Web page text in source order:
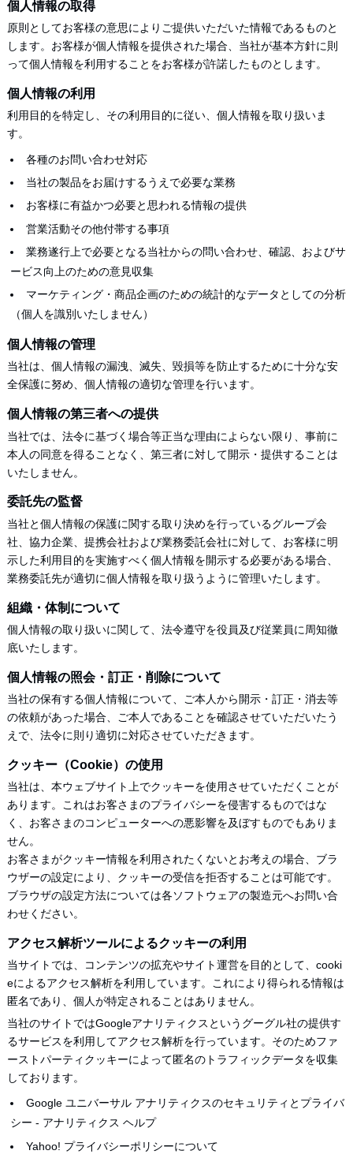
個人情報の取得
原則としてお客様の意思によりご提供いただいた情報であるものと
します。お客様が個人情報を提供された場合、当社が基本方針に則
って個人情報を利用することをお客様が許諾したものとします。
個人情報の利用
利用目的を特定し、その利用目的に従い、個人情報を取り扱いま
す。
各種のお問い合わせ対応
当社の製品をお届けするうえで必要な業務
お客様に有益かつ必要と思われる情報の提供
営業活動その他付帯する事項
業務遂行上で必要となる当社からの問い合わせ、確認、およびサ
ービス向上のための意見収集
マーケティング・商品企画のための統計的なデータとしての分析
（個人を識別いたしません）
個人情報の管理
当社は、個人情報の漏洩、滅失、毀損等を防止するために十分な安
全保護に努め、個人情報の適切な管理を行います。
個人情報の第三者への提供
当社では、法令に基づく場合等正当な理由によらない限り、事前に
本人の同意を得ることなく、第三者に対して開示・提供することは
いたしません。
委託先の監督
当社と個人情報の保護に関する取り決めを行っているグループ会
社、協力企業、提携会社および業務委託会社に対して、お客様に明
示した利用目的を実施すべく個人情報を開示する必要がある場合、
業務委託先が適切に個人情報を取り扱うように管理いたします。
組織・体制について
個人情報の取り扱いに関して、法令遵守を役員及び従業員に周知徹
底いたします。
個人情報の照会・訂正・削除について
当社の保有する個人情報について、ご本人から開示・訂正・消去等
の依頼があった場合、ご本人であることを確認させていただいたう
えで、法令に則り適切に対応させていただきます。
クッキー（Cookie）の使用
当社は、本ウェブサイト上でクッキーを使用させていただくことが
あります。これはお客さまのプライバシーを侵害するものではな
く、お客さまのコンピューターへの悪影響を及ぼすものでもありま
せん。
お客さまがクッキー情報を利用されたくないとお考えの場合、ブラ
ウザーの設定により、クッキーの受信を拒否することは可能です。
ブラウザの設定方法については各ソフトウェアの製造元へお問い合
わせください。
アクセス解析ツールによるクッキーの利用
当サイトでは、コンテンツの拡充やサイト運営を目的として、cooki
eによるアクセス解析を利用しています。これにより得られる情報は
匿名であり、個人が特定されることはありません。
当社のサイトではGoogleアナリティクスというグーグル社の提供す
るサービスを利用してアクセス解析を行っています。そのためファ
ーストパーティクッキーによって匿名のトラフィックデータを収集
しております。
Google ユニバーサル アナリティクスのセキュリティとプライバ
シー - アナリティクス ヘルプ
Yahoo! プライバシーポリシーについて